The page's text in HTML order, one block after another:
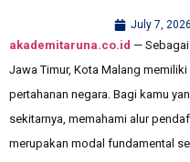
July 7, 2026
akademitaruna.co.id —
Jawa Timur, Kota Malang
pertahanan negara. Bagi kamu
sekitarnya, memahami alur
merupakan modal fundamental